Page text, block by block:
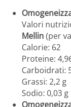
Valori
Mellin(per
Calorie: 62
Proteine:
Carboidrati:
Grassi: 2,2 g
Sodio: 0,03 g